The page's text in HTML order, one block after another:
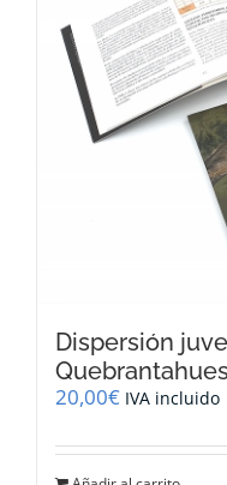
Dispersión
20,00€ IVA incluido